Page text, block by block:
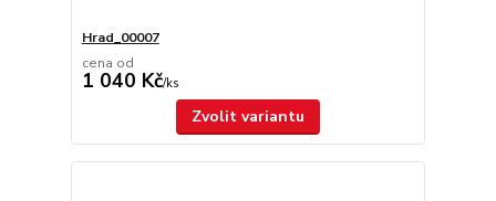
Hrad_00007
cena od
1 040 Kč/ks
Zvolit variantu